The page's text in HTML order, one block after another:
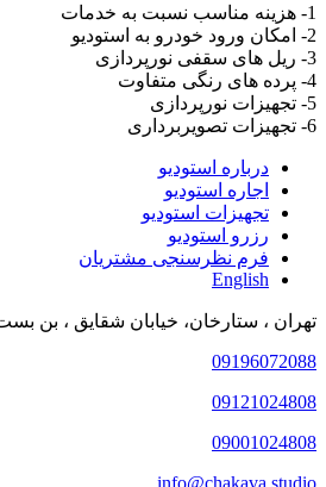
1- هزینه مناسب نسبت به خدمات
2- امکان ورود خودرو به استودیو
3- ریل های سقفی نورپردازی
4- پرده های رنگی متفاوت
5- تجهیزات نورپردازی
6- تجهیزات تصویربرداری
درباره استودیو
اجاره استودیو
تجهیزات استودیو
رزرو استودیو
فرم نظرسنجی مشتریان
English
تهران ، ستارخان، خیابان شقایق ، بن بست
09196072088
09121024808
09001024808
info@chakava.studio